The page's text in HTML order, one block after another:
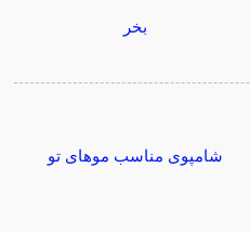
بخر
شامپوی مناسب موهای تو